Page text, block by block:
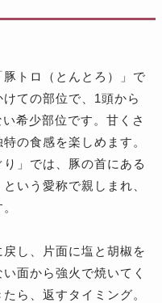
トロ（とんとろ）」で
ての部位で、1頭から
希少部位です。甘くさ
の食感を楽しめます。
」では、豚の首にある
いう愛称で親しまれ、
し、片面に塩と胡椒を
面から強火で焼いてく
ら、返すタイミング。